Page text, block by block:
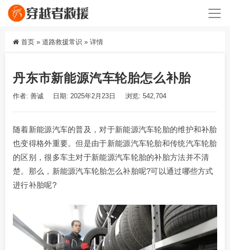
首页 » 道路救援常识 » 详情
丹东市新能源汽车轮胎怎么补胎
作者: 善诚 日期: 2025年2月23日 浏览: 542,704
随着新能源汽车的普及，对于新能源汽车轮胎的维护和补胎
也变得格外重要。但是由于新能源汽车轮胎和传统汽车轮胎
的区别，很多车主对于新能源汽车轮胎的补胎方法并不清
楚。那么，新能源汽车轮胎怎么补胎呢?可以通过哪些方式
进行补胎呢?